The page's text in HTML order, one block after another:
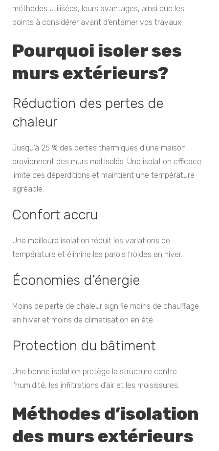
méthodes utilisées, leurs avantages, ainsi que les
points à considérer avant d’entamer vos travaux.
Pourquoi isoler ses
murs extérieurs?
Réduction des pertes de
chaleur
Jusqu’à 25 % des pertes thermiques d’une maison
proviennent des murs mal isolés. Une isolation efficace
limite ces déperditions et maintient une température
agréable.
Confort accru
Une meilleure isolation réduit les variations de
température et élimine les parois froides en hiver.
Économies d’énergie
Moins de perte de chaleur signifie moins de chauffage
en hiver et moins de climatisation en été.
Protection du bâtiment
Une bonne isolation protège la structure contre
l’humidité, les infiltrations d’air et les moisissures.
Méthodes d’isolation
des murs extérieurs